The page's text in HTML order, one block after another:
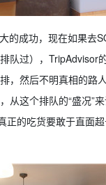
的成功，现在如果去
队过），TripAdvisor
，然后不明真相的路
从这个排队的“盛况”
正的吃货要敢于直面